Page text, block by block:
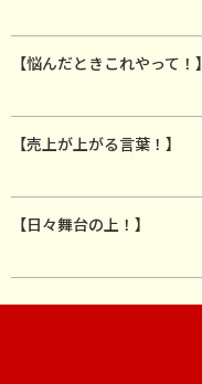
【悩んだときこれやって！】
【売上が上がる言葉！】
【日々舞台の上！】